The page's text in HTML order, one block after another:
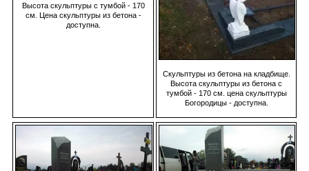
Высота скульптуры с тумбой - 170
см. Цена скульптуры из бетона -
доступна.
Скульптуры из бетона на кладбище.
Высота скульптуры из бетона с
тумбой - 170 см. цена скульптуры
Богородицы - доступна.